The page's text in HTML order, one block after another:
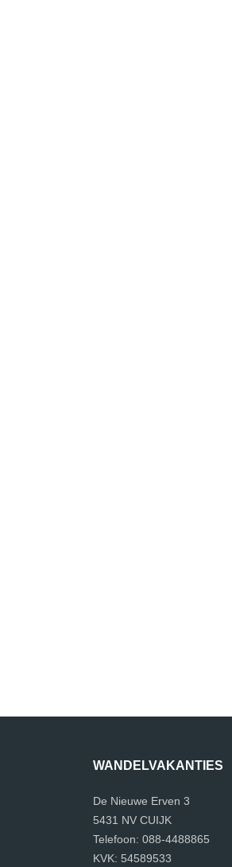
WANDELVAKANTIES
De Nieuwe Erven 3
5431 NV CUIJK
Telefoon: 088-4488865
KVK: 54589533